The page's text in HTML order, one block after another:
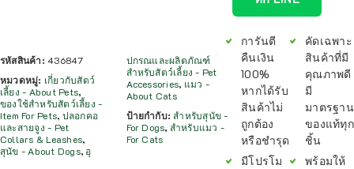
รหัสสินค้า:436847
หมวดหมู่: เกี่ยวกับสัตว์
เลี้ยง - About Pets,
ของใช้สำหรับสัตว์เลี้ยง -
Item For Pets, ปลอกคอ
และสายจูง - Pet
Collars & Leashes,
สุนัข - About Dogs, อุ
ปกรณและผลิตภัณฑ์
สำหรับสัตว์เลี้ยง - Pet
Accessories, แมว -
About Cats
ป้ายกำกับ:สำหรับสุนัข -
For Dogs, สำหรับแมว -
For Cats
การันตี
คืนเงิน
100%
หากได้รับ
สินค้าไม่
ถูกต้อง
หรือชำรุด
มีโปรโม
คัดเฉพาะ
สินค้าที่มี
คุณภาพดี
มี
มาตรฐาน
ของแท้ทุก
ชิ้น
พร้อมให้